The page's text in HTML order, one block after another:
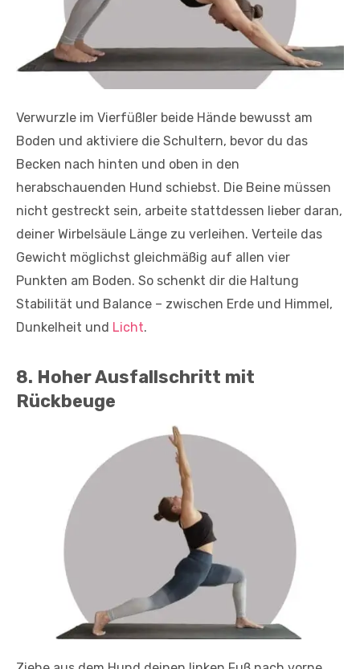
Verwurzle im Vierfüßler beide Hände bewusst am
Boden und aktiviere die Schultern, bevor du das
Becken nach hinten und oben in den
herabschauenden Hund schiebst. Die Beine müssen
nicht gestreckt sein, arbeite stattdessen lieber daran,
deiner Wirbelsäule Länge zu verleihen. Verteile das
Gewicht möglichst gleichmäßig auf allen vier
Punkten am Boden. So schenkt dir die Haltung
Stabilität und Balance – zwischen Erde und Himmel,
Dunkelheit und Licht.
8. Hoher Ausfallschritt mit
Rückbeuge